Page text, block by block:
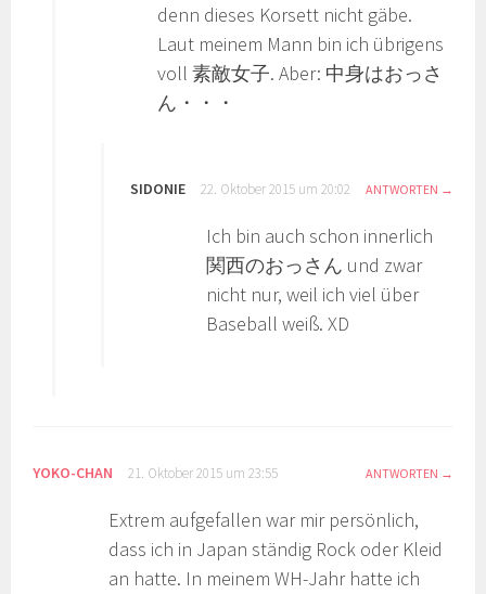
denn dieses Korsett nicht gäbe.
Laut meinem Mann bin ich übrigens
voll 素敵女子. Aber: 中身はおっさ
ん・・・
SIDONIE 22. Oktober 2015 um 20:02 ANTWORTEN
Ich bin auch schon innerlich
関西のおっさん und zwar
nicht nur, weil ich viel über
Baseball weiß. XD
YOKO-CHAN 21. Oktober 2015 um 23:55 ANTWORTEN
Extrem aufgefallen war mir persönlich,
dass ich in Japan ständig Rock oder Kleid
an hatte. In meinem WH-Jahr hatte ich